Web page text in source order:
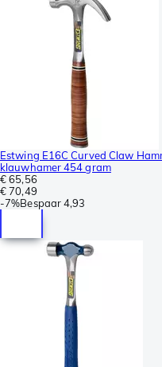
Estwing E16C Curved Claw
klauwhamer 454 gram
€ 65,56
€ 70,49
-7%Bespaar4,93